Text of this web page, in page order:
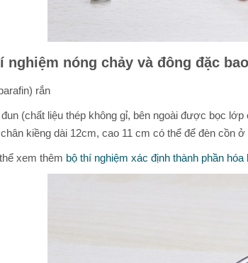
nghiệm nóng chảy và đông đặc
rắn
(chất liệu thép không gỉ, bên ngoài được bọc
kiềng dài 12cm, cao 11 cm có thể để đèn cồn
xem thêm bộ thí nghiệm xác định thành phần hóa